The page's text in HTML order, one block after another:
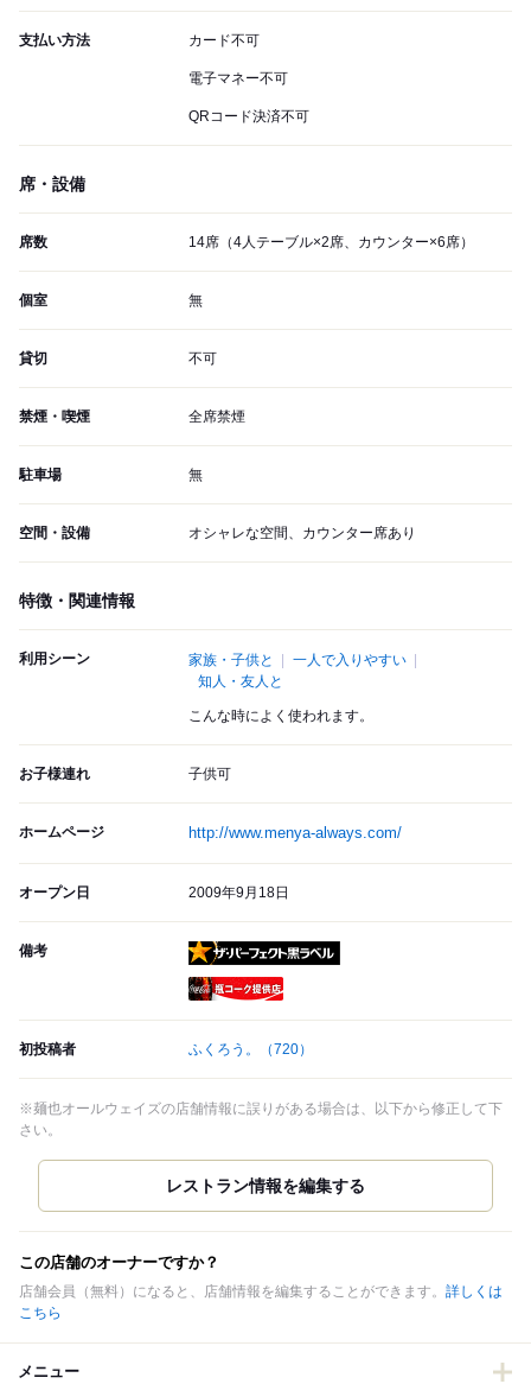
支払い方法 カード不可
電子マネー不可
QRコード決済不可
席・設備
席数 14席（4人テーブル×2席、カウンター×6席）
個室 無
貸切 不可
禁煙・喫煙 全席禁煙
駐車場 無
空間・設備 オシャレな空間、カウンター席あり
特徴・関連情報
利用シーン 家族・子供と
一人で入りやすい
知人・友人と
こんな時によく使われます。
お子様連れ 子供可
ホームページ http://www.menya-always.com/
オープン日 2009年9月18日
備考
初投稿者 ふくろう。 （720）
※麺也オールウェイズの店舗情報に誤りがある場合は、以下から修正して下
さい。
この店舗のオーナーですか？
店舗会員（無料）になると、店舗情報を編集することができます。 詳しくは
こちら
メニュー